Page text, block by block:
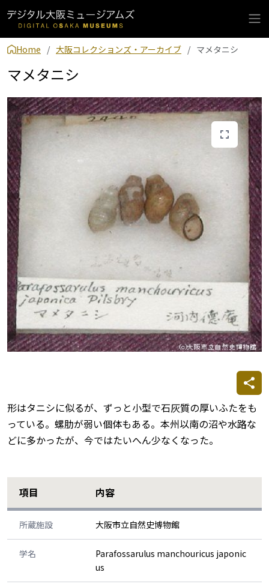
Home 大阪コレクションズ・アーカイブ マメタニシ
マメタニシ
形はタニシに似るが、ずっと小型で石灰質の厚いふたをも
っている。螺肋が弱い個体もある。本州以南の沼や水路な
どに多かったが、今ではたいへん少なくなった。
項目 内容
所蔵施設 大阪市立自然史博物館
学名
Parafossarulus manchouricus japonic
us